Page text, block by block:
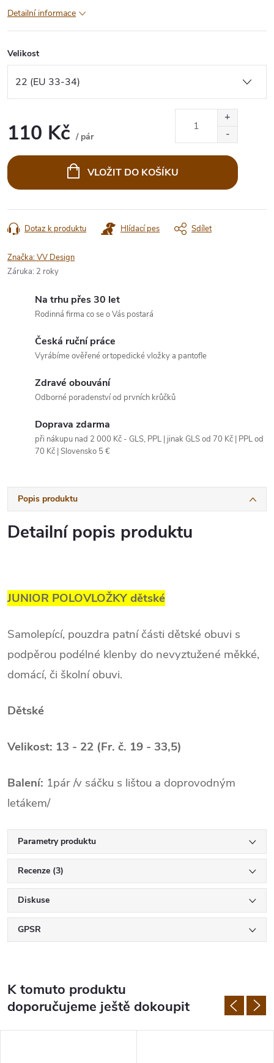
Detailní informace
Velikost
110 Kč / pár
cena:
VLOŽIT DO KOŠÍKU
Dotaz k produktu Hlídací pes Sdílet
Značka:VV Design
Záruka: 2 roky
Na trhu přes 30 let
Rodinná firma co se o Vás postará
Česká ruční práce
Vyrábíme ověřené ortopedické vložky a pantofle
Zdravé obouvání
Odborné poradenství od prvních krůčků
Doprava zdarma
při nákupu nad 2 000 Kč - GLS, PPL | jinak GLS od 70 Kč | PPL od
70 Kč | Slovensko 5 €
Popis produktu
Detailní popis produktu
JUNIOR POLOVLOŽKY dětské
Samolepící, pouzdra patní části dětské obuvi s
podpěrou podélné klenby do nevyztužené měkké,
domácí, či školní obuvi.
Dětské
Velikost: 13 - 22 (Fr. č. 19 - 33,5)
Balení: 1pár /v sáčku s lištou a doprovodným
letákem/
Parametry produktu
Recenze (3)
Diskuse
GPSR
K tomuto produktu
doporučujeme ještě dokoupit